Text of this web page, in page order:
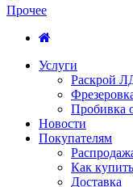
Прочее
Услуги
Раскрой
Пробивка
Новости
Покупателям
Как купить
Доставка